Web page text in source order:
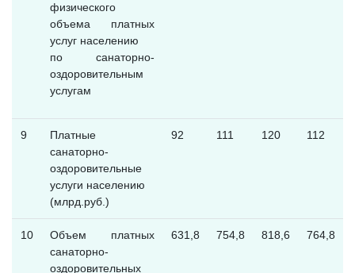
физического
объема платных
услуг населению
по санаторно-
оздоровительным
услугам
9
Платные
санаторно-
оздоровительные
услуги населению
(млрд.руб.)
92 111 120 112
10
Объем платных
санаторно-
оздоровительных
631,8 754,8 818,6 764,8